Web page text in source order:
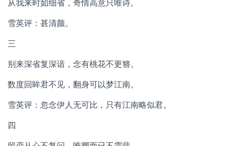
从我来时如细省，奇情高意只唯诗。
雪英评：甚清颜。
三
别来深省复深谙，念有桃花不更簪。
数度回眸君不见，翻身可以梦江南。
雪英评：忽念伊人无可比，只有江南略似君。
四